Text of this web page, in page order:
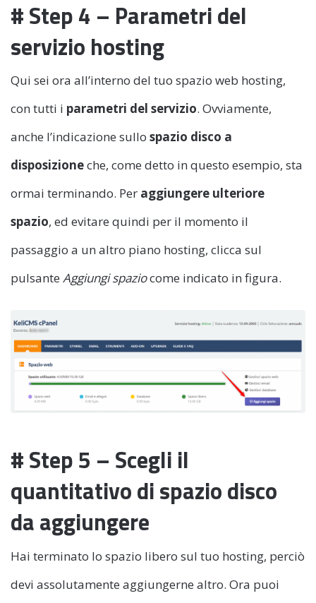
# Step 4 – Parametri del
servizio hosting
Qui sei ora all’interno del tuo spazio web hosting,
con tutti i parametri del servizio. Ovviamente,
anche l’indicazione sullo spazio disco a
disposizioneche, come detto in questo esempio, sta
ormai terminando. Per aggiungere ulteriore
spazio, ed evitare quindi per il momento il
passaggio a un altro piano hosting, clicca sul
pulsante Aggiungi spaziocome indicato in figura.
# Step 5 – Scegli il
quantitativo di spazio disco
da aggiungere
Hai terminato lo spazio libero sul tuo hosting, perciò
devi assolutamente aggiungerne altro. Ora puoi